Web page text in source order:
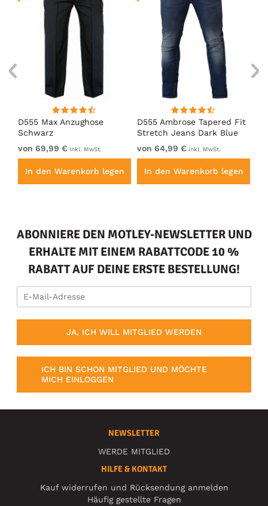
D555 Max Anzughose
Schwarz
von 69,99 € inkl. MwSt.
In den Warenkorb legen
D555 Ambrose Tapered Fit
Stretch Jeans Dark Blue
von 64,99 € inkl. MwSt.
In den Warenkorb legen
ABONNIERE DEN MOTLEY-NEWSLETTER UND
ERHALTE MIT EINEM RABATTCODE 10 %
RABATT AUF DEINE ERSTE BESTELLUNG!
JA, ICH WILL MITGLIED WERDEN
ICH BIN SCHON MITGLIED UND MÖCHTE
MICH EINLOGGEN
NEWSLETTER
WERDE MITGLIED
HILFE & KONTAKT
Kauf widerrufen und Rücksendung anmelden
Häufig gestellte Fragen